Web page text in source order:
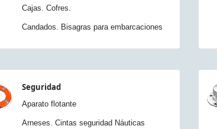
Cajas. Cofres.
Candados. Bisagras para embarcaciones
Seguridad
Aparato flotante
Arneses. Cintas seguridad Náuticas